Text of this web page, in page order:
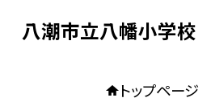
八潮市立八幡小学校
トップページ